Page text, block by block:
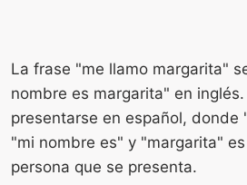
La frase "me llamo margarita"
nombre es margarita" en
presentarse en español, donde
"mi nombre es" y "margarita"
persona que se presenta.